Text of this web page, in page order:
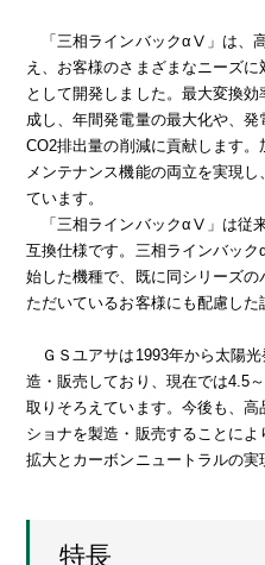
「三相ラインバックαⅤ」は、
え、お客様のさまざまなニーズ
として開発しました。最大変換
成し、年間発電量の最大化や、
CO2排出量の削減に貢献します。
メンテナンス機能の両立を実現
ています。
「三相ラインバックαⅤ」は従
互換仕様です。三相ラインバッ
始した機種で、既に同シリーズ
ただいているお客様にも配慮した
ＧＳユアサは1993年から太陽
造・販売しており、現在では4.5
取りそろえています。今後も、
ショナを製造・販売することに
拡大とカーボンニュートラルの実
特長